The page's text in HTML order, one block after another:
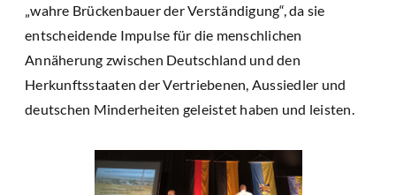
„wahre Brückenbauer der Verständigung“, da sie
entscheidende Impulse für die menschlichen
Annäherung zwischen Deutschland und den
Herkunftsstaaten der Vertriebenen, Aussiedler und
deutschen Minderheiten geleistet haben und leisten.